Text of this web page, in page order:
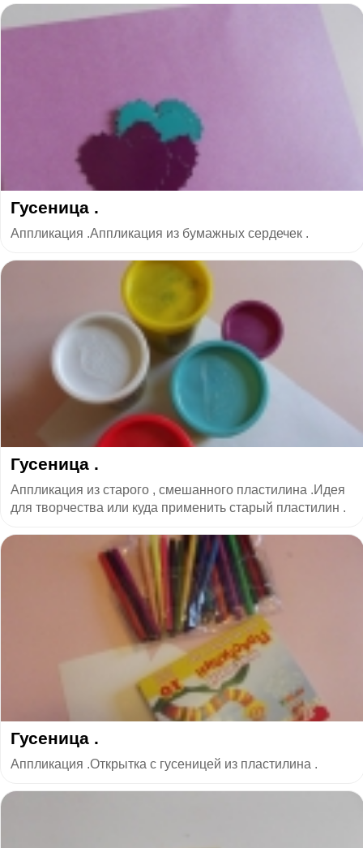
Гусеница .
Аппликация .Аппликация из бумажных сердечек .
Гусеница .
Аппликация из старого , смешанного пластилина .Идея
для творчества или куда применить старый пластилин .
Гусеница .
Аппликация .Открытка с гусеницей из пластилина .